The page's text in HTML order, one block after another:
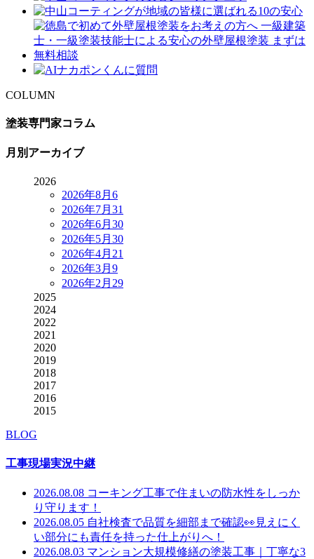
COLUMN
塗装専門家コラム
月別アーカイブ
2026
2026年8月 6
2026年7月 31
2026年6月 30
2026年5月 30
2026年4月 21
2026年3月 9
2026年2月 29
2025
2024
2022
2021
2020
2019
2018
2017
2016
2015
BLOG
工事現場実況中継
2026.08.08 コーキング工事で住まいの防水性をしっか
り守ります！
2026.08.05 自社検査で品質を細部まで確認👀見えにく
い部分にも責任を持った仕上がりへ！
2026.08.03 マンション大規模修繕の塗装工事｜丁寧な3